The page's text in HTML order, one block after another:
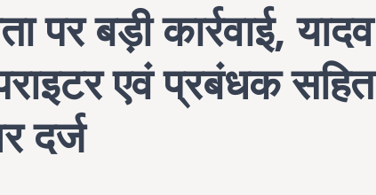
पर बड़ी कार्रवाई, यादव
एवं प्रबंधक सहित
दर्ज